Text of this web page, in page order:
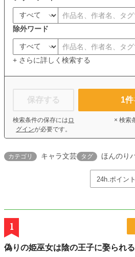
除外ワード
+ さらに詳しく検索する
保存する
検索条件の保存には ロ
グインが必要です。
1件
× 検索
カテゴリ キャラ文芸 タグ ほんのり
1
偽りの姫巫女は陰の王子に娶られる